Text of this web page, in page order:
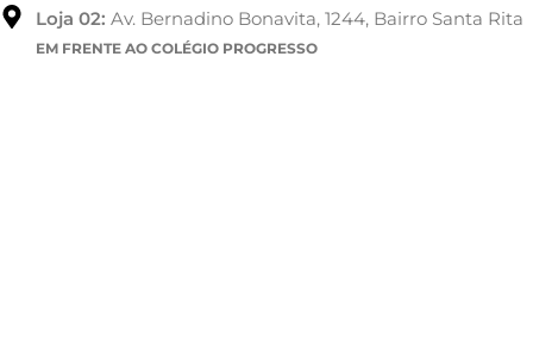
Loja 02: Av. Bernadino Bonavita, 1244, Bairro Santa Rita
EM FRENTE AO COLÉGIO PROGRESSO